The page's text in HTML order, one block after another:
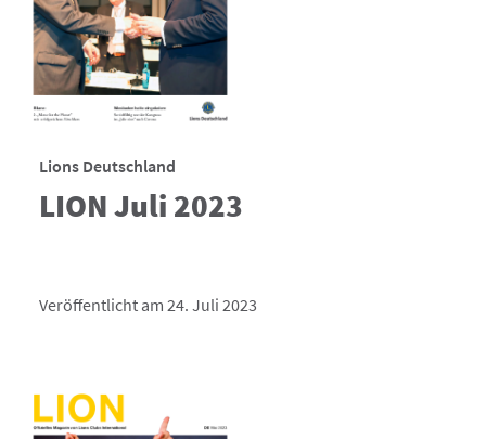
Lions Deutschland
LION Juli 2023
Veröffentlicht am 24. Juli 2023